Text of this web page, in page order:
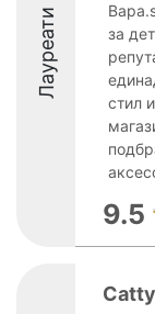
Лауреати
за
стил
9.5